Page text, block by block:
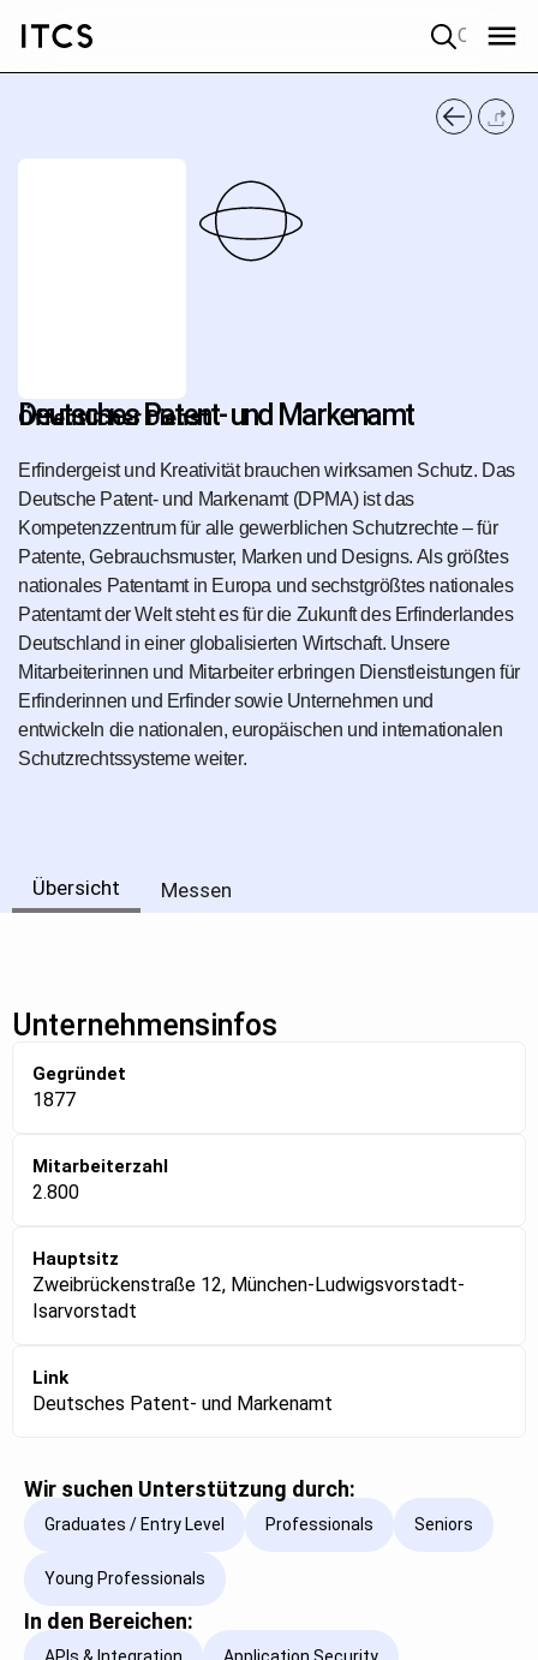
Deutsches Patent- und Markenamt
Öffentlicher Dienst
Erfindergeist und Kreativität brauchen wirksamen Schutz. Das
Deutsche Patent- und Markenamt (DPMA) ist das
Kompetenzzentrum für alle gewerblichen Schutzrechte – für
Patente, Gebrauchsmuster, Marken und Designs. Als größtes
nationales Patentamt in Europa und sechstgrößtes nationales
Patentamt der Welt steht es für die Zukunft des Erfinderlandes
Deutschland in einer globalisierten Wirtschaft. Unsere
Mitarbeiterinnen und Mitarbeiter erbringen Dienstleistungen für
Erfinderinnen und Erfinder sowie Unternehmen und
entwickeln die nationalen, europäischen und internationalen
Schutzrechtssysteme weiter.
Übersicht Messen
Unternehmensinfos
Gegründet
1877
Mitarbeiterzahl
2.800
Hauptsitz
Zweibrückenstraße 12, München-Ludwigsvorstadt-
Isarvorstadt
Link
Deutsches Patent- und Markenamt
Wir suchen Unterstützung durch:
Graduates / Entry Level Professionals Seniors
Young Professionals
In den Bereichen: